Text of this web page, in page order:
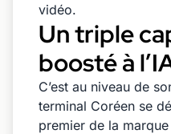
vidéo.
Un triple
boosté à
C’est au niveau de
terminal Coréen se
premier de la